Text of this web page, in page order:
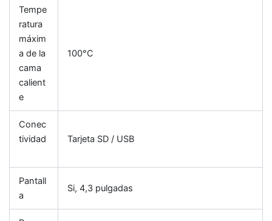
Tempe
ratura
máxim
a de la
cama
calient
e
100°C
Conec
tividad
Tarjeta SD / USB
Pantall
a
Si, 4,3 pulgadas